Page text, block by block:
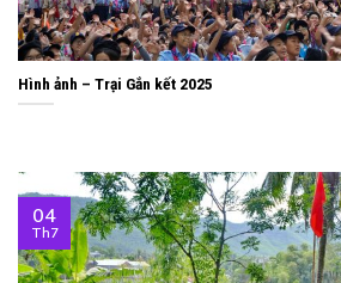
Hình ảnh – Trại Gắn kết 2025
04
Th7